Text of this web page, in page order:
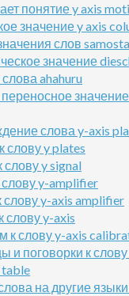
понятие y axis
значение y axis
слов
значение
ahahuru
слова y-axis
слову y plates
y signal
y-amplifier
слову y-axis amplifier
слову y-axis
к слову y-axis
и поговорки к
на другие